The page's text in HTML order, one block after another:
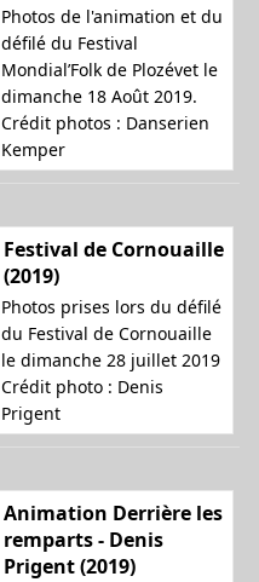
Photos de l'animation et du
défilé du Festival
Mondial’Folk de Plozévet le
dimanche 18 Août 2019.
Crédit photos : Danserien
Kemper
Festival de Cornouaille
(2019)
Photos prises lors du défilé
du Festival de Cornouaille
le dimanche 28 juillet 2019
Crédit photo : Denis
Prigent
Animation Derrière les
remparts - Denis
Prigent (2019)